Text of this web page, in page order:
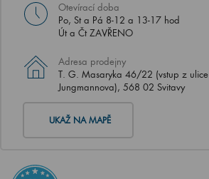
Otevírací doba
Po, St a Pá 8-12 a 13-17 hod
Út a Čt ZAVŘENO
Adresa prodejny
T. G. Masaryka 46/22 (vstup z ulice
Jungmannova), 568 02 Svitavy
UKAŽ NA MAPĚ